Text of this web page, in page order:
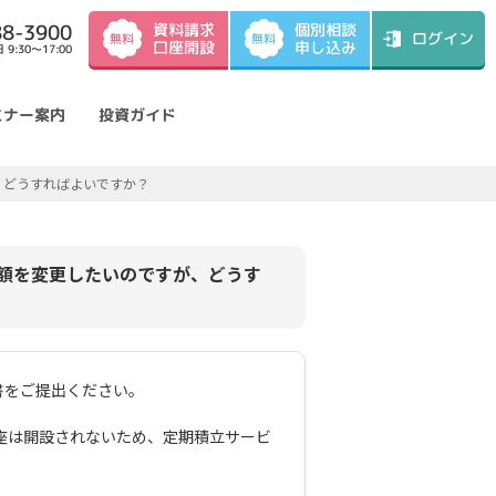
3900
9:30～17:00
無料 資料請求
口座開設 無料 個別相談
申し込み ログイン
ー案内 投資ガイド
うすればよいですか？
を変更したいのですが、どうす
ご提出ください。
開設されないため、定期積立サービ